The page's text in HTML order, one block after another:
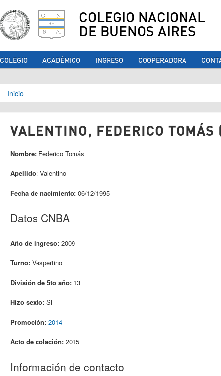
COLEGIO NACIONAL
DE BUENOS AIRES
COLEGIO ACADÉMICO INGRESO COOPERADORA
Se encuentra usted aquí
Inicio
VALENTINO, FEDERICO TOMÁS
Nombre: Federico Tomás
Apellido: Valentino
Fecha de nacimiento: 06/12/1995
Datos CNBA
Año de ingreso: 2009
Turno: Vespertino
División de 5to año: 13
Hizo sexto: Si
Promoción: 2014
Acto de colación: 2015
Información de contacto